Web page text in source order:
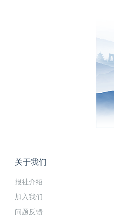
关于我们
报社介绍
加入我们
问题反馈